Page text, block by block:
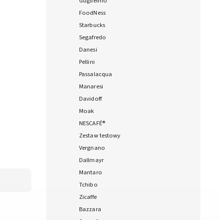
FoodNess
Starbucks
Segafredo
Danesi
Pellini
Passalacqua
Manaresi
Davidoff
Moak
NESCAFÉ®
Zestaw testowy
Vergnano
Dallmayr
Mantaro
Tchibo
Zicaffe
Bazzara